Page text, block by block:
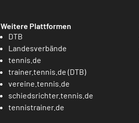
Weitere Plattformen
DTB
Landesverbände
tennis.de
trainer.tennis.de (DTB)
vereine.tennis.de
schiedsrichter.tennis.de
tennistrainer.de